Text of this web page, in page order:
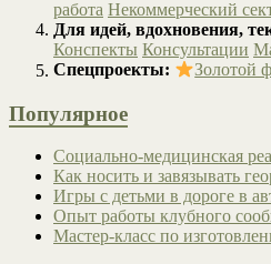
работа Некоммерческий
Для идей, вдохновения,
Конспекты Консультации
Спецпроекты:
Золотой
Популярное
Социально-медицинская
Как носить и завязывать
Игры с детьми в дороге в
Опыт работы клубного
Мастер-класс по